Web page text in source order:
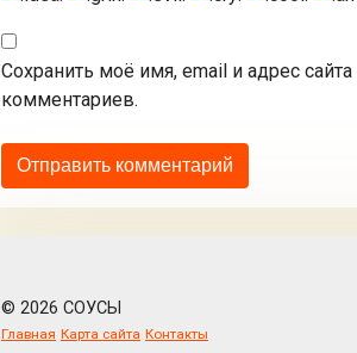
Сохранить моё имя, email и адрес
комментариев.
© 2026 СОУСЫ
Главная Карта сайта Контакты